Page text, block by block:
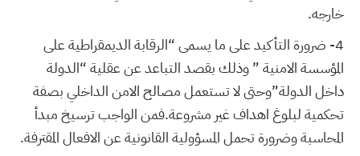
خارجه.
4- ضرورة التأكيد على ما يسمى “الرقابة الديمقراطية على
المؤسسة الامنية ” وذلك بقصد التباعد عن عقلية “الدولة
داخل الدولة”وحتى لا تستعمل مصالح الامن الداخلي بصفة
تحكمية لبلوغ اهداف غير مشروعة.فمن الواجب ترسيخ مبدأ
المحاسبة وضرورة تحمل المسؤولية القانونية عن الافعال المقترفة.